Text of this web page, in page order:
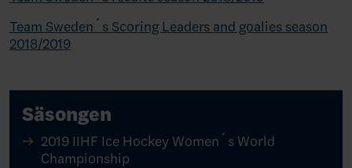
Team Sweden´s Scoring Leaders and goalies season
2018/2019
Säsongen
2019 IIHF Ice Hockey Women´s World
Championship